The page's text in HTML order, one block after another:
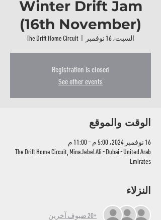
Winter Drift Jam
(16th November)
السبت، 16 نوفمبر
  |
The Drift Home Circuit
Registration is closed
See other events
الوقت والموقع
16 نوفمبر 2024، 5:00 م – 11:00 م
The Drift Home Circuit, Mina Jebel Ali - Dubai - United Arab
Emirates
النزلاء
+20 ضيوف آخرين